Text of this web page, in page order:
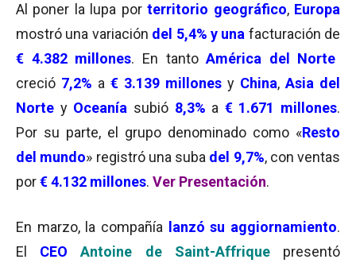
Al poner la lupa porterritorio geográfico, Europa
mostró una variación del 5,4% y una facturación de
€ 4.382 millones. En tantoAmérica del Norte
creció 7,2% a € 3.139 millones y China, Asia del
Norte yOceanía subió 8,3% a € 1.671 millones.
Por su parte, el grupo denominado como «Resto
del mundo» registró una suba del 9,7%, con ventas
por€ 4.132 millones. Ver Presentación.
En marzo, la compañía lanzó su aggiornamiento.
El CEO Antoine de Saint-Affrique
presentó